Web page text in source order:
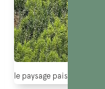
le paysage paisible au